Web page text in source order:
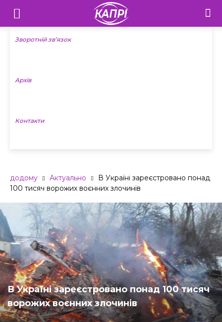
Телебачення
«Капрі»
Новини
Зворотній зв’язок
Архів
Контакти
додому Актуально
В Україні зареєстровано понад
100 тисяч ворожих воєнних злочинів
В Україні зареєстровано понад 100 тисяч
ворожих воєнних злочинів